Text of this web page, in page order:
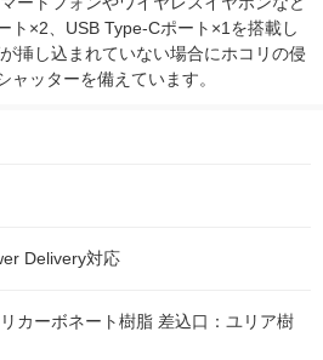
ト×2、USB Type-Cポート×1を搭載し
挿し込まれていない場合にホコリの侵
ャッターを備えています。
Delivery対応
カーボネート樹脂 差込口：ユリア樹